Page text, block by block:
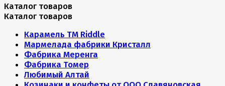
Каталог товаров
Каталог товаров
Карамель ТМ Riddle
Мармелада фабрики Кристалл
Фабрика Меренга
Фабрика Томер
Любимый Алтай